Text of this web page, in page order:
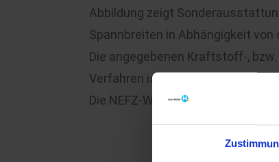
Abbildung zeigt
Spannbreiten in Abhängigkeit
Die angegebenen Kraftstoff-,
Verfahren ist realitätsnäher als
Die NEFZ-Werte liegen für das